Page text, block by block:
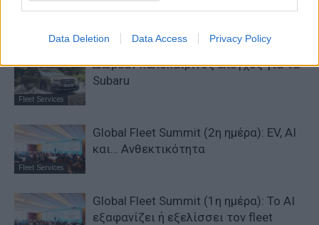
Data Deletion Data Access Privacy Policy
περιβαλλοντικό αποτύπωμα
Fleet Services
Δωρέαν καλοκαιρινός έλεγχος για τα
Subaru
Fleet Services
Global Fleet Summit (2η ημέρα): EV, AI
και… Ανθεκτικότητα
Global Fleet Summit (1η ημέρα): Το ΑΙ
εξαφανίζει ή εξελίσσει τον fleet